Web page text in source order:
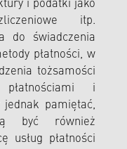
i podatki jako
itp.
do świadczenia
płatności, w
tożsamości
płatnościami i
pamiętać,
być również
usług płatności